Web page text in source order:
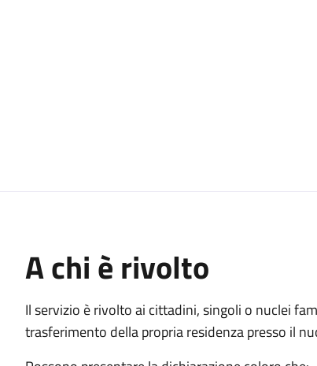
A chi è rivolto
Il servizio è rivolto ai cittadini, singoli o nuclei
trasferimento della propria residenza presso il